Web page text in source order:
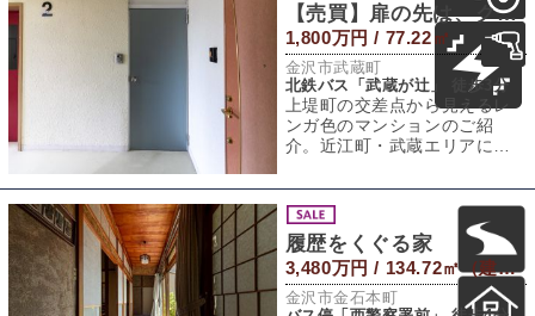
【売買】扉の先は、クリーンなアジト。
1,800万円 / 77.22㎡
金沢市武蔵町
北鉄バス「武蔵が辻」 徒歩3分
上堤町の交差点から見えるレ
ンガ色のマンションのご紹
介。近江町・武蔵エリアに位
ョンの中でも古参な
履歴をくぐる家
3,480万円 / 134.72㎡（建物） 360.23㎡（敷地）
金沢市金石本町